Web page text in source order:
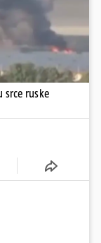
ruske